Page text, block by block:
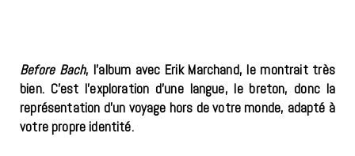
Before Bach, l’album avec Erik Marchand, le montrait très
bien. C’est l’exploration d’une langue, le breton, donc la
représentation d’un voyage hors de votre monde, adapté à
votre propre identité.